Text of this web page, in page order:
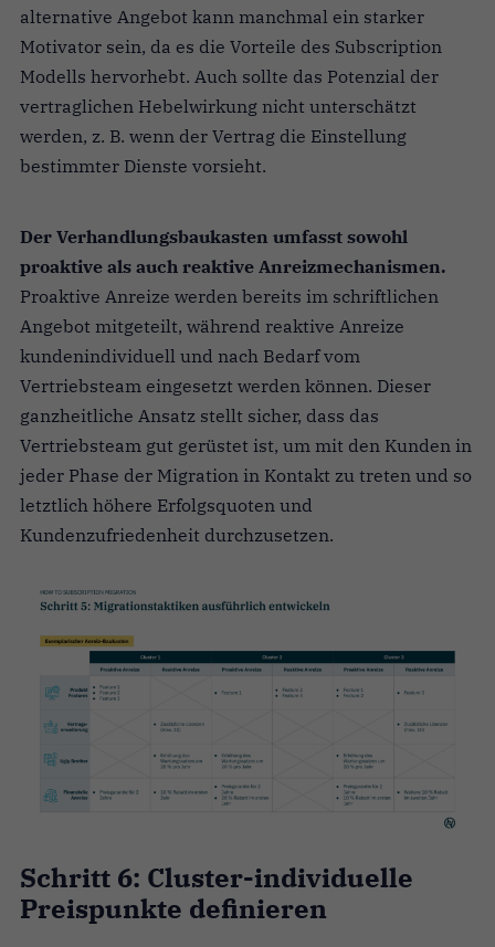
alternative Angebot kann manchmal ein starker
Motivator sein, da es die Vorteile des Subscription
Modells hervorhebt. Auch sollte das Potenzial der
vertraglichen Hebelwirkung nicht unterschätzt
werden, z. B. wenn der Vertrag die Einstellung
bestimmter Dienste vorsieht.
Der Verhandlungsbaukasten umfasst sowohl
proaktive als auch reaktive Anreizmechanismen.
Proaktive Anreize werden bereits im schriftlichen
Angebot mitgeteilt, während reaktive Anreize
kundenindividuell und nach Bedarf vom
Vertriebsteam eingesetzt werden können. Dieser
ganzheitliche Ansatz stellt sicher, dass das
Vertriebsteam gut gerüstet ist, um mit den Kunden in
jeder Phase der Migration in Kontakt zu treten und so
letztlich höhere Erfolgsquoten und
Kundenzufriedenheit durchzusetzen.
Schritt 6: Cluster-individuelle
Preispunkte definieren